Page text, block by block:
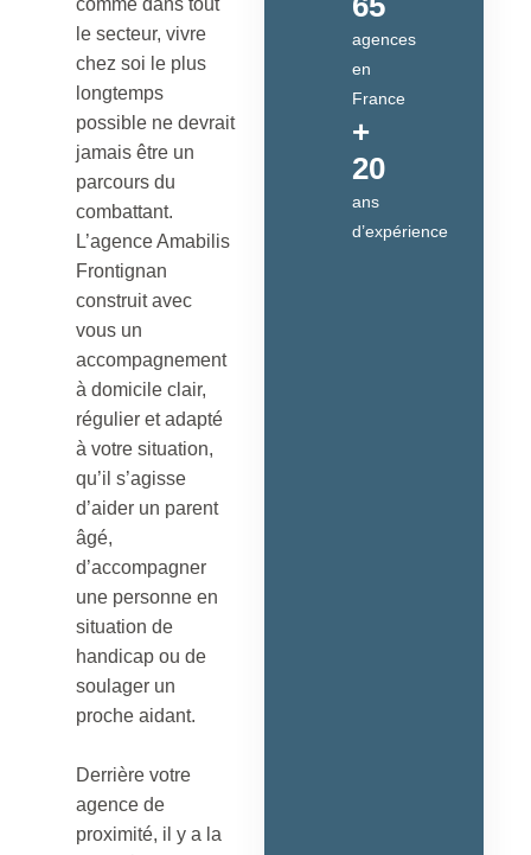
comme dans tout
le secteur, vivre
chez soi le plus
longtemps
possible ne devrait
jamais être un
parcours du
combattant.
L’agence Amabilis
Frontignan
construit avec
vous un
accompagnement
à domicile clair,
régulier et adapté
à votre situation,
qu’il s’agisse
d’aider un parent
âgé,
d’accompagner
une personne en
situation de
handicap ou de
soulager un
proche aidant.
Derrière votre
agence de
proximité, il y a la
agences
en
France
+
20
ans
d’expérience